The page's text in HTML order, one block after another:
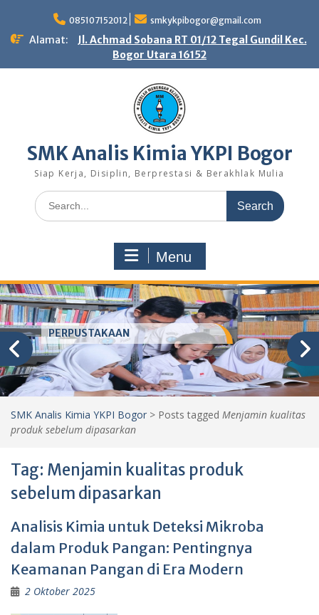
content
085107152012 smkykpibogor@gmail.com
Alamat:
Jl. Achmad Sobana RT 01/12 Tegal Gundil Kec.
Bogor Utara 16152
SMK Analis Kimia YKPI Bogor
Siap Kerja, Disiplin, Berprestasi & Berakhlak Mulia
Search
for:
Menu
PERPUSTAKAAN
SMK Analis Kimia YKPI Bogor > Posts tagged Menjamin kualitas
produk sebelum dipasarkan
Tag: Menjamin kualitas produk
sebelum dipasarkan
Analisis Kimia untuk Deteksi Mikroba
dalam Produk Pangan: Pentingnya
Keamanan Pangan di Era Modern
2 Oktober 2025